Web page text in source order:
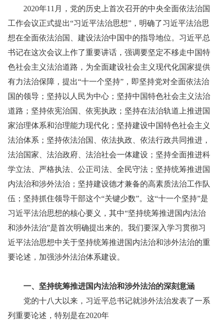
2020年11月，党的历史上首次召开的中央全面依法治国
工作会议正式提出“习近平法治思想”，明确了习近平法治思
想在全面依法治国、建设法治中国中的指导地位。习近平总
书记在这次会议上作了重要讲话，强调要坚定不移走中国特
色社会主义法治道路，为全面建设社会主义现代化国家提供
有力法治保障，提出“十一个坚持”，即坚持党对全面依法治
国的领导；坚持以人民为中心；坚持中国特色社会主义法治
道路；坚持依宪治国、依宪执政；坚持在法治轨道上推进国
家治理体系和治理能力现代化；坚持建设中国特色社会主义
法治体系；坚持依法治国、依法执政、依法行政共同推进，
法治国家、法治政府、法治社会一体建设；坚持全面推进科
学立法、严格执法、公正司法、全民守法；坚持统筹推进国
内法治和涉外法治；坚持建设德才兼备的高素质法治工作队
伍；坚持抓住领导干部这个“关键少数”。这“十一个坚持”是
习近平法治思想的核心要义，其中“坚持统筹推进国内法治
和涉外法治”是首次明确提出来的。我们要深入学习贯彻习
近平法治思想中关于坚持统筹推进国内法治和涉外法治的重
要论述，加强涉外法治体系建设。
一、坚持统筹推进国内法治和涉外法治的深刻意涵
党的十八大以来，习近平总书记就涉外法治发表了一系
列重要论述，特别是在2020年